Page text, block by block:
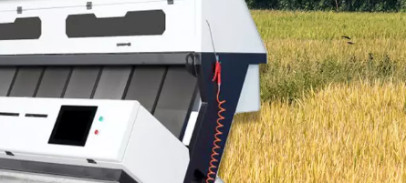
русский
español
português
Tiếng việt
العربية